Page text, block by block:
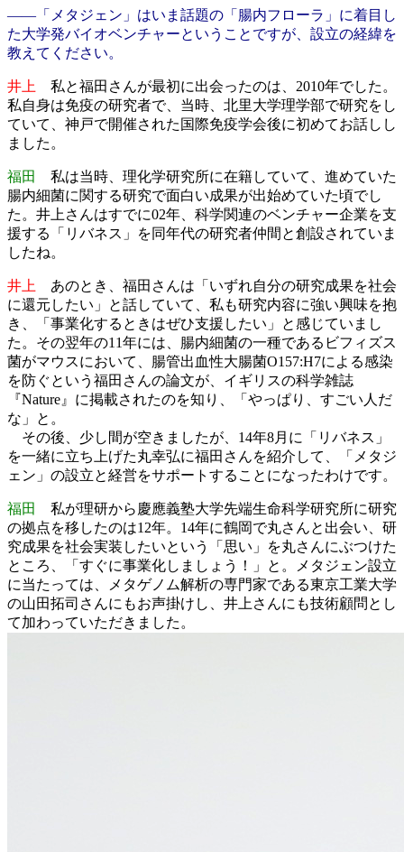
――「メタジェン」はいま話題の「腸内フローラ」に着目し
た大学発バイオベンチャーということですが、設立の経緯を
教えてください。
井上
私と福田さんが最初に出会ったのは、2010年でした。
私自身は免疫の研究者で、当時、北里大学理学部で研究をし
ていて、神戸で開催された国際免疫学会後に初めてお話しし
ました。
福田
私は当時、理化学研究所に在籍していて、進めていた
腸内細菌に関する研究で面白い成果が出始めていた頃でし
た。井上さんはすでに02年、科学関連のベンチャー企業を支
援する「リバネス」を同年代の研究者仲間と創設されていま
したね。
井上
あのとき、福田さんは「いずれ自分の研究成果を社会
に還元したい」と話していて、私も研究内容に強い興味を抱
き、「事業化するときはぜひ支援したい」と感じていまし
た。その翌年の11年には、腸内細菌の一種であるビフィズス
菌がマウスにおいて、腸管出血性大腸菌O157:H7による感染
を防ぐという福田さんの論文が、イギリスの科学雑誌
『Nature』に掲載されたのを知り、「やっぱり、すごい人だ
な」と。
その後、少し間が空きましたが、14年8月に「リバネス」
を一緒に立ち上げた丸幸弘に福田さんを紹介して、「メタジ
ェン」の設立と経営をサポートすることになったわけです。
福田
私が理研から慶應義塾大学先端生命科学研究所に研究
の拠点を移したのは12年。14年に鶴岡で丸さんと出会い、研
究成果を社会実装したいという「思い」を丸さんにぶつけた
ところ、「すぐに事業化しましょう！」と。メタジェン設立
に当たっては、メタゲノム解析の専門家である東京工業大学
の山田拓司さんにもお声掛けし、井上さんにも技術顧問とし
て加わっていただきました。